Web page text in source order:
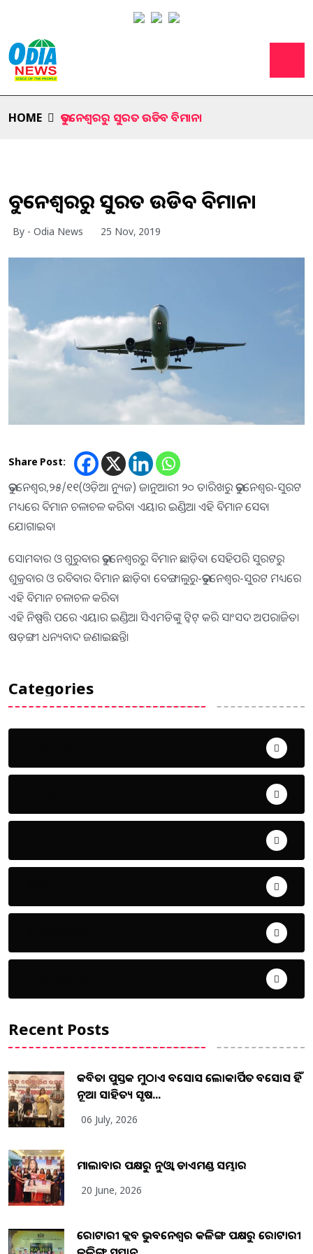
HOME ଭୁବନେଶ୍ୱରରୁ ସୁରତ ଉଡିବ ବିମାନ।
ଭୁବନେଶ୍ୱରରୁ ସୁରତ ଉଡିବ ବିମାନ।
By - Odia News 25 Nov, 2019
Share Post:
ଭୁବନେଶ୍ୱର,୨୫/୧୧(ଓଡ଼ିଆ ନ୍ୟୁଜ) ଜାନୁଆରୀ ୨୦ ତାରିଖରୁ ଭୁବନେଶ୍ୱର-ସୁରଟ
ମଧ୍ୟରେ ବିମାନ ଚଳାଚଳ କରିବ। ଏୟାର ଇଣ୍ଡିଆ ଏହି ବିମାନ ସେବା
ଯୋଗାଇବ।
ସୋମବାର ଓ ଗୁରୁବାର ଭୁବନେଶ୍ୱରରୁ ବିମାନ ଛାଡ଼ିବ। ସେହିପରି ସୁରଟରୁ
ଶୁକ୍ରବାର ଓ ରବିବାର ବିମାନ ଛାଡ଼ିବ। ବେଙ୍ଗାଲୁରୁ-ଭୁବନେଶ୍ୱର-ସୁରଟ ମଧ୍ୟରେ
ଏହି ବିମାନ ଚଳାଚଳ କରିବ।
ଏହି ନିଷ୍ପତ୍ତି ପରେ ଏୟାର ଇଣ୍ଡିଆ ସିଏମଡିଙ୍କୁ ଟ୍ୱିଟ୍ କରି ସାଂସଦ ଅପରାଜିତା
ଷଡ଼ଙ୍ଗୀ ଧନ୍ୟବାଦ ଜଣାଇଛନ୍ତି।
Categories
Recent Posts
କବିତା ପୁସ୍ତକ ମୁଠାଏ ଅବସୋସ ଲୋକାର୍ପିତ ଅବସୋସ ହିଁ
ନୂଆ ସାହିତ୍ୟ ସୃଷ...
06 July, 2026
ମାଲାବାର ପକ୍ଷରୁ ନୁଓ୍ବା ଡାଏମଣ୍ଡ ସମ୍ଭାର
20 June, 2026
ରୋଟାରୀ କ୍ଲବ ଭୁବନେଶ୍ୱର କଳିଙ୍ଗ ପକ୍ଷରୁ ରୋଟାରୀ